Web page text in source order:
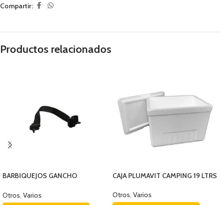
Compartir:
Productos relacionados
BARBIQUEJOS GANCHO
Otros Varios
CAJA PLUMAVIT CAMPING 19 LTRS
Otros, Varios